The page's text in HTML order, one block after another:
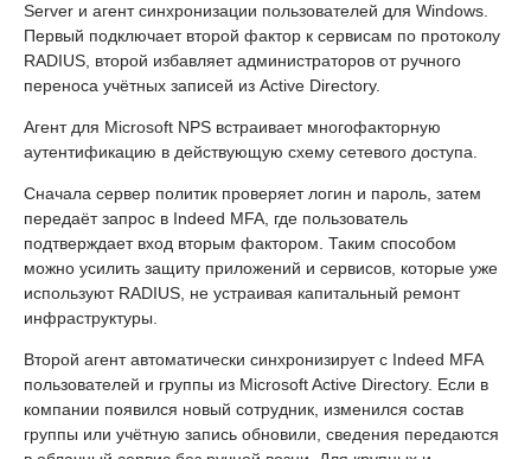
Server и агент синхронизации пользователей для Windows.
Первый подключает второй фактор к сервисам по протоколу
RADIUS, второй избавляет администраторов от ручного
переноса учётных записей из Active Directory.
Агент для Microsoft NPS встраивает многофакторную
аутентификацию в действующую схему сетевого доступа.
Сначала сервер политик проверяет логин и пароль, затем
передаёт запрос в Indeed MFA, где пользователь
подтверждает вход вторым фактором. Таким способом
можно усилить защиту приложений и сервисов, которые уже
используют RADIUS, не устраивая капитальный ремонт
инфраструктуры.
Второй агент автоматически синхронизирует с Indeed MFA
пользователей и группы из Microsoft Active Directory. Если в
компании появился новый сотрудник, изменился состав
группы или учётную запись обновили, сведения передаются